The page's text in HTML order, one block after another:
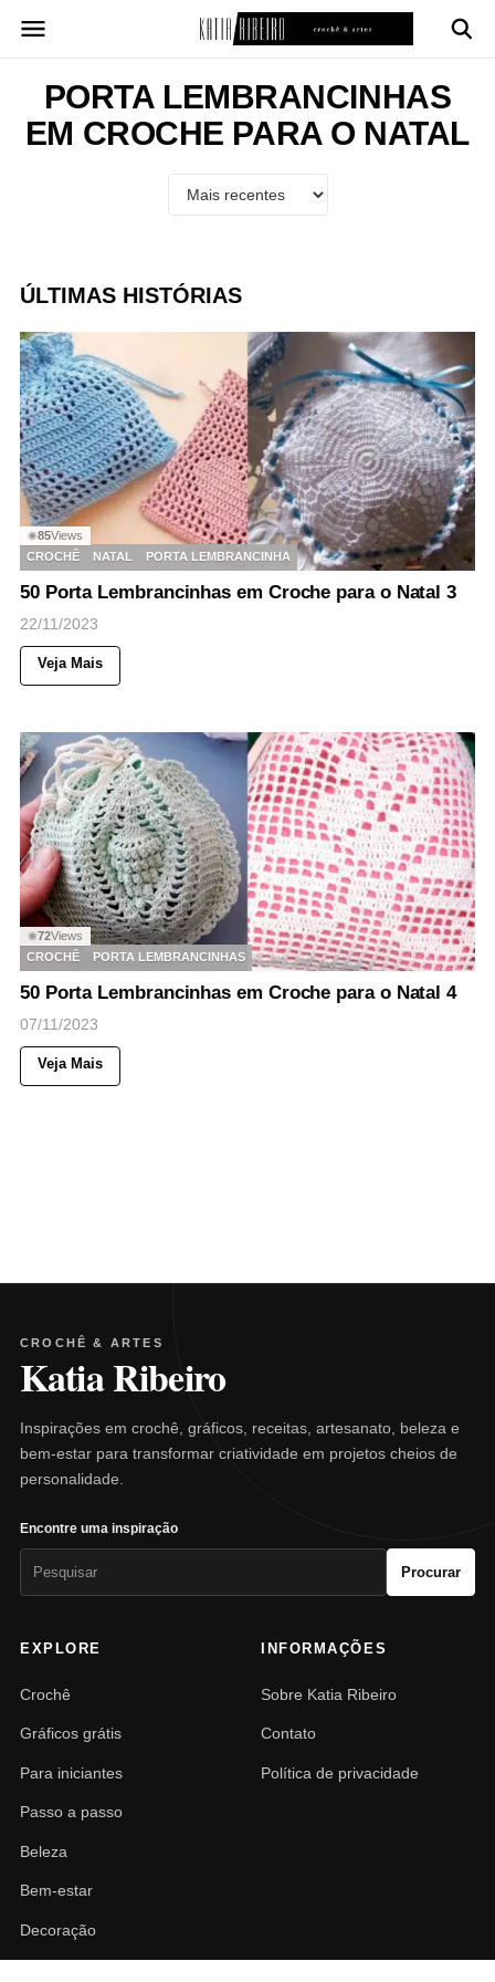
para
conteúdoPORTA LEMBRANCINHAS
EM CROCHE PARA O NATAL
ÚLTIMAS HISTÓRIAS
◉85Views
CROCHÊ
NATAL PORTA LEMBRANCINHA
50 Porta Lembrancinhas em Croche para o Natal 3
22/11/2023
Veja Mais
◉72Views
CROCHÊ
PORTA LEMBRANCINHAS
50 Porta Lembrancinhas em Croche para o Natal 4
07/11/2023
Veja Mais
CROCHÊ & ARTES
Katia Ribeiro
Inspirações em crochê, gráficos, receitas, artesanato, beleza e
bem-estar para transformar criatividade em projetos cheios de
personalidade.
Encontre uma inspiração
Procurar
EXPLORE
Crochê
Gráficos grátis
Para iniciantes
Passo a passo
Beleza
Bem-estar
Decoração
INFORMAÇÕES
Sobre Katia Ribeiro
Contato
Política de privacidade